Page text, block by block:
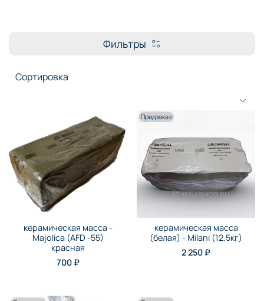
Фильтры
керамическая масса -
Majolica (AFD -55)
красная
700 ₽
Предзаказ
керамическая масса
(белая) - Milani (12,5кг)
2 250 ₽